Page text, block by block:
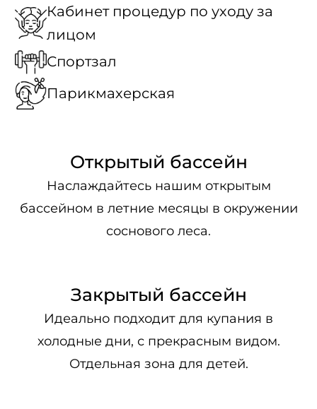
Кабинет процедур по уходу за
лицом
Спортзал
Парикмахерская
Открытый бассейн
Наслаждайтесь нашим открытым
бассейном в летние месяцы в окружении
соснового леса.
Закрытый бассейн
Идеально подходит для купания в
холодные дни, с прекрасным видом.
Отдельная зона для детей.